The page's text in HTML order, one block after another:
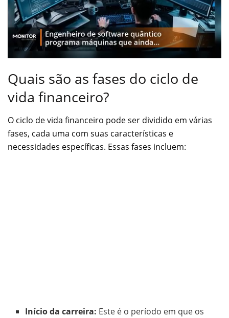
Quais são as fases do ciclo de
vida financeiro?
O ciclo de vida financeiro pode ser dividido em várias
fases, cada uma com suas características e
necessidades específicas. Essas fases incluem:
Início da carreira: Este é o período em que os